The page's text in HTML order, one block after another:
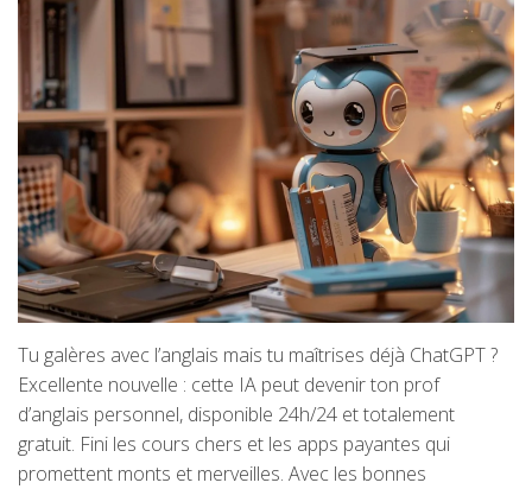
Tu galères avec l’anglais mais tu maîtrises déjà ChatGPT ?
Excellente nouvelle : cette IA peut devenir ton prof
d’anglais personnel, disponible 24h/24 et totalement
gratuit. Fini les cours chers et les apps payantes qui
promettent monts et merveilles. Avec les bonnes